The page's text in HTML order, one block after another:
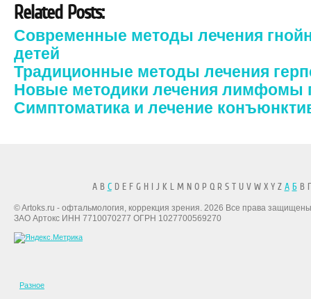
Related Posts:
Современные методы лечения
детей
Традиционные методы лечения
Новые методики лечения лимфомы
Симптоматика и лечение
A B CD E F G H I J K L M N O P Q R S T U V W X Y Z А БВ
© Artoks.ru - офтальмология, коррекция зрения. 2026 Все права
ЗАО Артокс ИНН 7710070277 ОГРН 1027700569270
Разное